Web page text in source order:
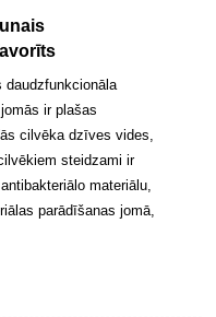
daudzfunkcionāla
ir plašas
cilvēka dzīves vides,
steidzami ir
materiālu,
parādīšanas jomā,